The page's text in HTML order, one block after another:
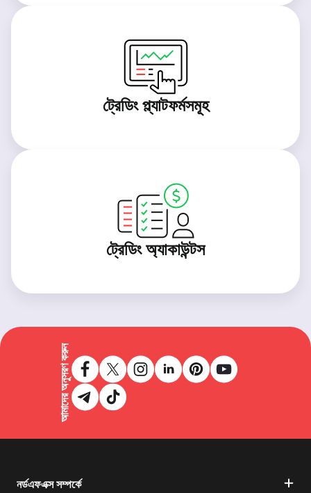
ট্রেডিং প্ল্যাটফর্মসমূহ
ট্রেডিং অ্যাকাউন্টস
আমাদের অনুসরণ করুন
নর্ডএফএক্স সম্পর্কে